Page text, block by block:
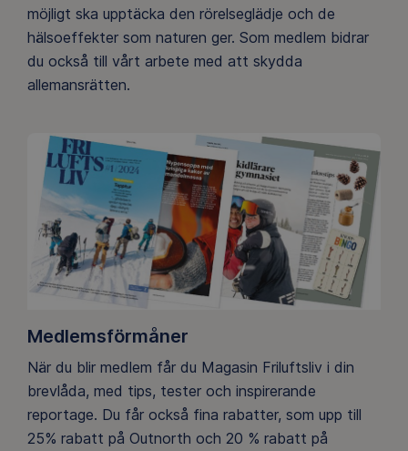
möjligt ska upptäcka den rörelseglädje och de
hälsoeffekter som naturen ger. Som medlem bidrar
du också till vårt arbete med att skydda
allemansrätten.
Medlemsförmåner
När du blir medlem får du Magasin Friluftsliv i din
brevlåda, med tips, tester och inspirerande
reportage. Du får också fina rabatter, som upp till
25% rabatt på Outnorth och 20 % rabatt på